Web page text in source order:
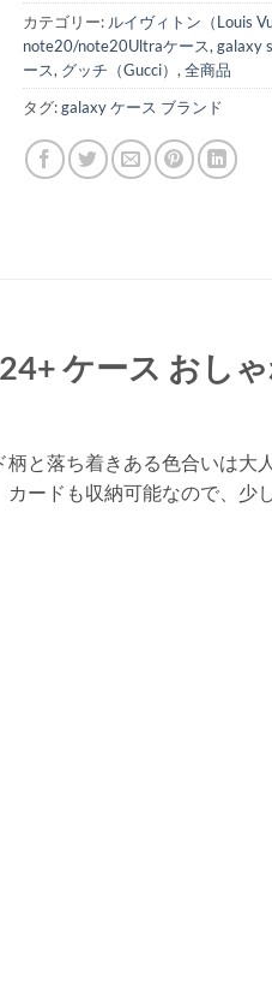
カテゴリー: ルイヴィトン（Louis
note20/note20Ultraケース, galaxy
ース, グッチ（Gucci） , 全商品
タグ:galaxy ケース ブランド
ケース おし
と落ち着きある色合いは大
ードも収納可能なので、少